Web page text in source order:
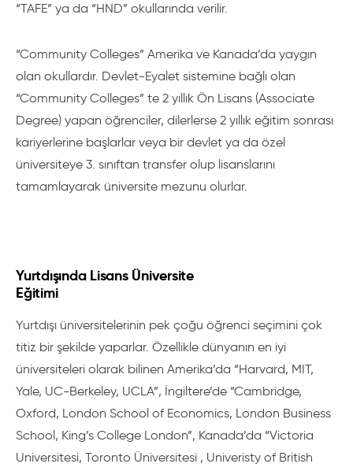
“TAFE” ya da “HND” okullarında verilir.
“Community Colleges” Amerika ve Kanada’da yaygın
olan okullardır. Devlet-Eyalet sistemine bağlı olan
“Community Colleges” te 2 yıllık Ön Lisans (Associate
Degree) yapan öğrenciler, dilerlerse 2 yıllık eğitim sonrası
kariyerlerine başlarlar veya bir devlet ya da özel
üniversiteye 3. sınıftan transfer olup lisanslarını
tamamlayarak üniversite mezunu olurlar.
Yurtdışında Lisans Üniversite
Eğitimi
Yurtdışı üniversitelerinin pek çoğu öğrenci seçimini çok
titiz bir şekilde yaparlar. Özellikle dünyanın en iyi
üniversiteleri olarak bilinen Amerika’da “Harvard, MIT,
Yale, UC-Berkeley, UCLA”, İngiltere’de “Cambridge,
Oxford, London School of Economics, London Business
School, King’s College London”, Kanada’da “Victoria
Universitesi, Toronto Üniversitesi , Univeristy of British